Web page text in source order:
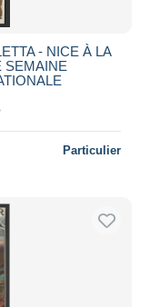
- NICE À LA
SEMAINE
Particulier